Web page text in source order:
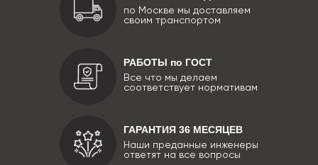
по Москве мы доставляем
своим транспортом
РАБОТЫ по ГОСТ
Все что мы делаем
соответствует нормативам
ГАРАНТИЯ 36 МЕСЯЦЕВ
Наши преданные инженеры
ответят на все вопросы